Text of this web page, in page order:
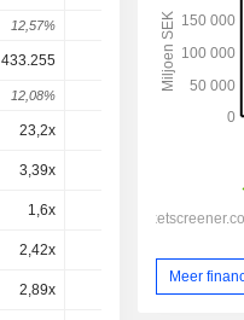
12,57% 9,82%
433.255
12,08% 6,85% -
23,2x
3,39x
1,6x
2,42x
2,89x 3,04x
Meer